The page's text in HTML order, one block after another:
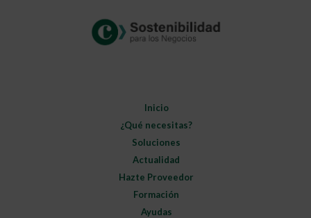
Inicio
¿Qué necesitas?
Soluciones
Actualidad
Hazte Proveedor
Formación
Ayudas